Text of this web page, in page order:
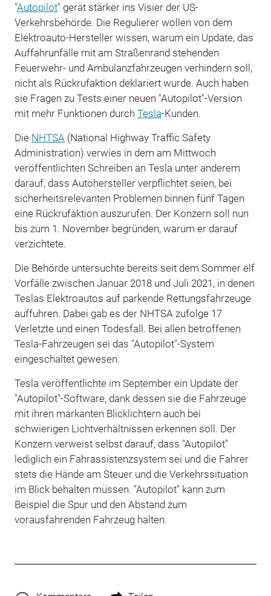
"Autopilot" gerät stärker ins Visier der US-
Verkehrsbehörde. Die Regulierer wollen von dem
Elektroauto-Hersteller wissen, warum ein Update, das
Auffahrunfälle mit am Straßenrand stehenden
Feuerwehr- und Ambulanzfahrzeugen verhindern soll,
nicht als Rückrufaktion deklariert wurde. Auch haben
sie Fragen zu Tests einer neuen "Autopilot"-Version
mit mehr Funktionen durch Tesla-Kunden.
Die NHTSA (National Highway Traffic Safety
Administration) verwies in dem am Mittwoch
veröffentlichten Schreiben an Tesla unter anderem
darauf, dass Autohersteller verpflichtet seien, bei
sicherheitsrelevanten Problemen binnen fünf Tagen
eine Rückrufaktion auszurufen. Der Konzern soll nun
bis zum 1. November begründen, warum er darauf
verzichtete.
Die Behörde untersuchte bereits seit dem Sommer elf
Vorfälle zwischen Januar 2018 und Juli 2021, in denen
Teslas Elektroautos auf parkende Rettungsfahrzeuge
auffuhren. Dabei gab es der NHTSA zufolge 17
Verletzte und einen Todesfall. Bei allen betroffenen
Tesla-Fahrzeugen sei das "Autopilot"-System
eingeschaltet gewesen.
Tesla veröffentlichte im September ein Update der
"Autopilot"-Software, dank dessen sie die Fahrzeuge
mit ihren markanten Blicklichtern auch bei
schwierigen Lichtverhältnissen erkennen soll. Der
Konzern verweist selbst darauf, dass "Autopilot"
lediglich ein Fahrassistenzsystem sei und die Fahrer
stets die Hände am Steuer und die Verkehrssituation
im Blick behalten müssen. "Autopilot" kann zum
Beispiel die Spur und den Abstand zum
vorausfahrenden Fahrzeug halten.